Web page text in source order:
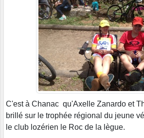
C'est à Chanac qu'Axelle Zanardo et
brillé sur le trophée régional du jeune
le club lozérien le Roc de la lègue.